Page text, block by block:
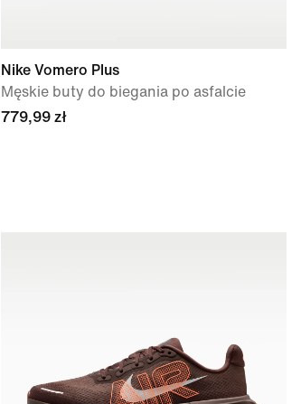
Nike Vomero Plus
Męskie buty do biegania po asfalcie
779,99 zł